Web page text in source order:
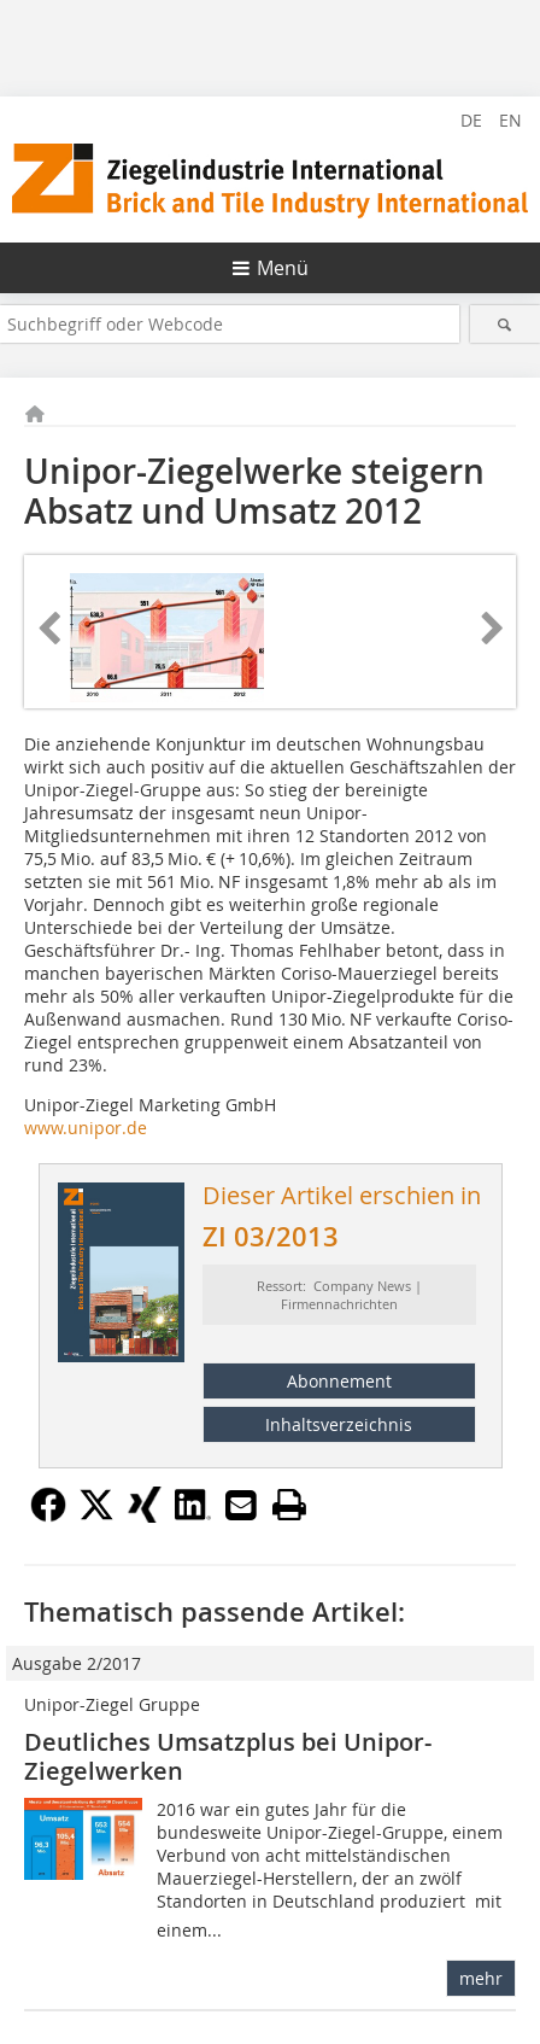
DE EN
Menü
Unipor-Ziegelwerke steigern
Absatz und Umsatz 2012
Die anziehende Konjunktur im deutschen Wohnungsbau
wirkt sich auch positiv auf die aktuellen Geschäftszahlen der
Unipor-­Ziegel-Gruppe aus: So stieg der bereinigte
Jahresumsatz der insgesamt neun Unipor-
Mitgliedsunternehmen mit ihren 12 Standorten 2012 von
75,5 Mio. auf 83,5 Mio. € (+ 10,6%). Im gleichen Zeitraum
setzten sie mit 561 Mio. NF insgesamt 1,8% mehr ab als im
Vorjahr. Dennoch gibt es weiterhin große regionale
Unterschiede bei der Verteilung der Umsätze.
Geschäftsführer Dr.- Ing. Thomas Fehlhaber betont, dass in
manchen bayerischen Märkten Coriso-Mauerziegel bereits
mehr als 50% aller verkauften Unipor-Ziegelprodukte für die
Außenwand ausmachen. Rund 130 Mio. NF verkaufte Coriso-
Ziegel entsprechen gruppenweit einem Absatzanteil von
rund 23%.
Unipor-Ziegel Marketing GmbH
www.unipor.de
Dieser Artikel erschien in
ZI 03/2013
Ressort: Company News |
Firmennachrichten
Abonnement
Inhaltsverzeichnis
Thematisch passende Artikel:
Ausgabe 2/2017
Unipor-Ziegel Gruppe
Deutliches Umsatzplus bei Unipor-
Ziegelwerken
2016 war ein gutes Jahr für die
bundesweite Unipor-Ziegel-Gruppe, einem
Verbund von acht mittelständischen
Mauerziegel-Herstellern, der an zwölf
Standorten in Deutschland produziert  mit
einem...
mehr